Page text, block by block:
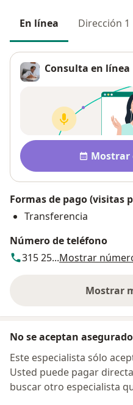
En línea Dirección 1
Consulta en línea
Disponibilidad
Mostrar
Formas de pago (visitas
Transferencia
Número de teléfono
315 25...Mostrar
Mostrar
No se aceptan
Este especialista sólo
Usted puede pagar
buscar otro especialista